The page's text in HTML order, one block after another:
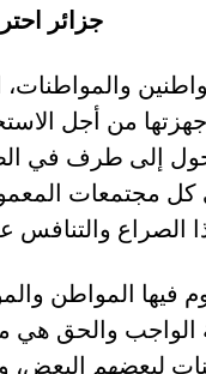
جزائر
والمواطنات،
من أجل
إلى طرف في
مجتمعات
المواطن
الواجب والحق هي